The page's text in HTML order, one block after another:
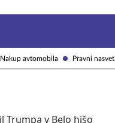
Nakup avtomobila Pravni nasvet